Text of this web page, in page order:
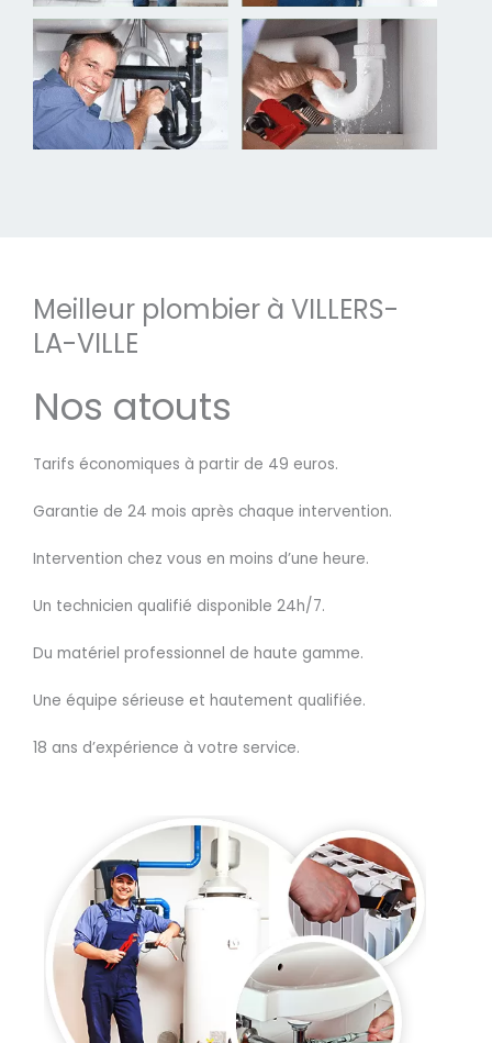
Meilleur plombier à VILLERS-
LA-VILLE
Nos atouts
Tarifs économiques à partir de 49 euros.
Garantie de 24 mois après chaque intervention.
Intervention chez vous en moins d’une heure.
Un technicien qualifié disponible 24h/7.
Du matériel professionnel de haute gamme.
Une équipe sérieuse et hautement qualifiée.
18 ans d’expérience à votre service.